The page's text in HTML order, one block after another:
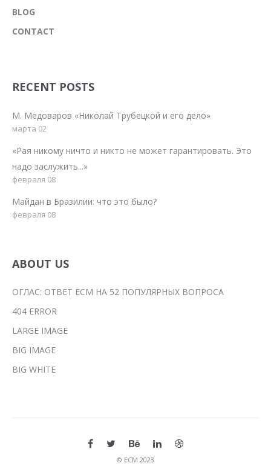
BLOG
CONTACT
RECENT POSTS
М. Медоваров «Николай Трубецкой и его дело»
марта 02
«Рая никому ничто и никто не может гарантировать. Это
надо заслужить...»
февраля 08
Майдан в Бразилии: что это было?
февраля 08
ABOUT US
ОГЛАС: ОТВЕТ ЕСМ НА 52 ПОПУЛЯРНЫХ ВОПРОСА
404 ERROR
LARGE IMAGE
BIG IMAGE
BIG WHITE
© ЕСМ 2023